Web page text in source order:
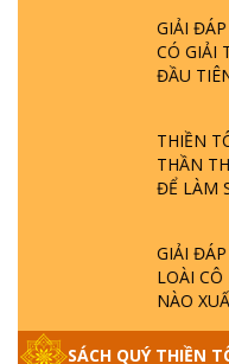
GIẢI
CÓ GIẢI
ĐẦU
THIỀN
THẦN
ĐỂ LÀM
GIẢI
LOÀI CÔ
NÀO
GIẢI
SÁCH QUÝ THIỀN